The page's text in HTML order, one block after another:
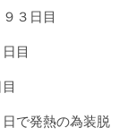
３日目
目
で発熱の為装脱